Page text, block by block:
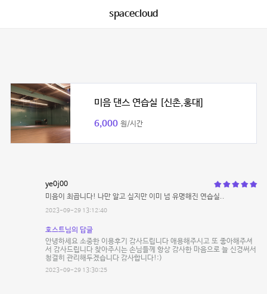
spacecloud
미음 댄스 연습실 [신촌,홍대]
6,000 원/시간
ye0j00
미음이 최곱니다! 나만 알고 싶지만 이미 넘 유명해진 연습실..
2023-09-29 13:12:40
호스트님의 답글
안녕하세요 소중한 이용후기 감사드립니다 애용해주시고 또 좋아해주셔
서 감사드립니다 찾아주시는 손님들께 항상 감사한 마음으로 늘 신경써서
청결히 관리해두겠습니다 감사합니다!:)
2023-09-29 13:30:25